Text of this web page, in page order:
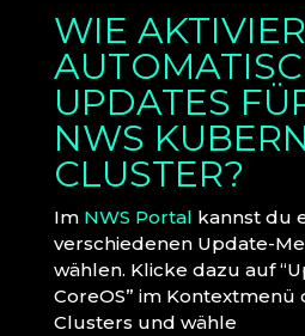
WIE
UPDATES
NWS
CLUSTER?
Im NWS Portal kannst du
verschiedenen Update-
wählen. Klicke dazu auf
CoreOS” im
Clusters und wähle